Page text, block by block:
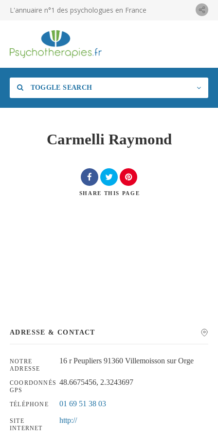
L'annuaire n°1 des psychologues en France
TOGGLE SEARCH
Carmelli Raymond
SHARE THIS PAGE
ADRESSE & CONTACT
NOTRE
ADRESSE
16 r Peupliers 91360 Villemoisson sur Orge
COORDONNÉS
GPS
48.6675456, 2.3243697
TÉLÉPHONE 01 69 51 38 03
SITE
INTERNET
http://